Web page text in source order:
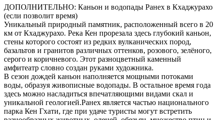
ДОПОЛНИТЕЛЬНО: Каньон и водопады Ранех в Кхаджурахо
(если позволит время)
Уникальный природный памятник, расположенный всего в 20
км от Кхаджурахо. Река Кен прорезала здесь глубокий каньон,
стены которого состоят из редких вулканических пород,
базальтов и гранитов различных оттенков, розового, зелёного,
серого и коричневого. Этот разноцветный каменный
амфитеатр словно создан руками художника.
В сезон дождей каньон наполняется мощными потоками
воды, образуя живописные водопады. В остальное время года
здесь можно насладиться впечатляющими видами скал и
уникальной геологией.Ранех является частью национального
парка Кен Гхати, где при удаче туристы могут встретить